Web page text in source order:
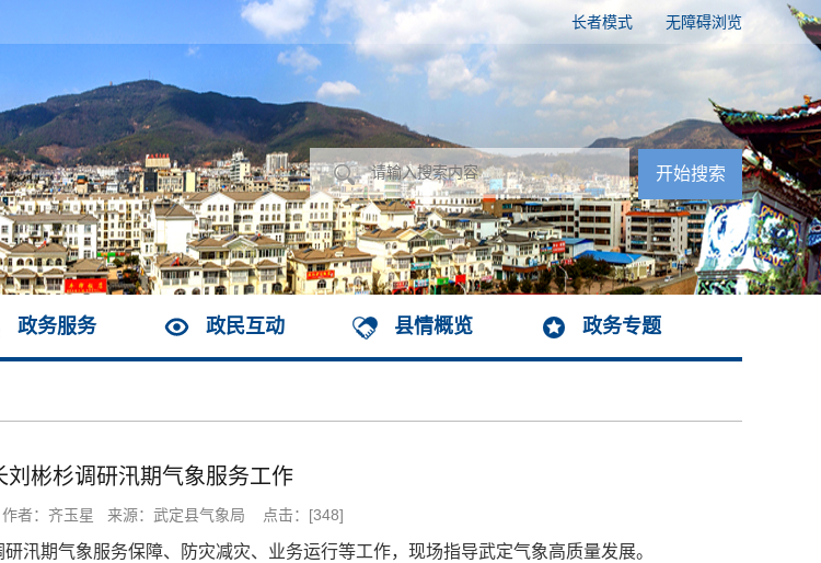
无障碍浏览
长者模式
政务服务 政民互动 县情概览 政务专题
刘彬杉调研汛期气象服务工作
者：齐玉星 来源：武定县气象局 点击：[348]
汛期气象服务保障、防灾减灾、业务运行等工作，现场指导武定气象高质量发展。